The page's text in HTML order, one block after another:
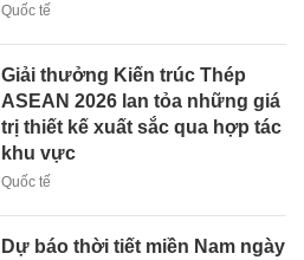
Quốc tế
Giải thưởng Kiến trúc Thép
ASEAN 2026 lan tỏa những giá
trị thiết kế xuất sắc qua hợp tác
khu vực
Quốc tế
Dự báo thời tiết miền Nam ngày